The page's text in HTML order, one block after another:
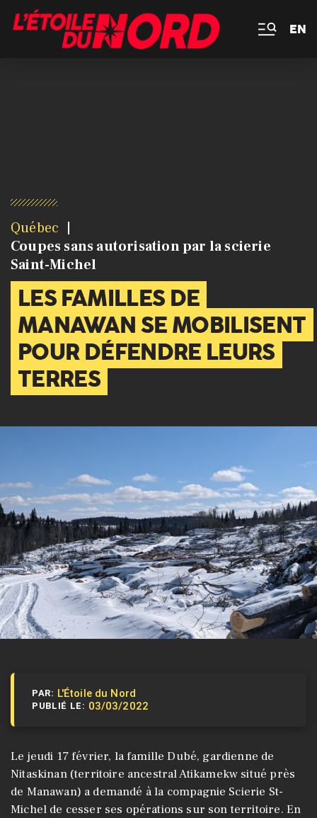
EN
Québec
Coupes sans autorisation par la scierie
Saint-Michel
LES FAMILLES DE
MANAWAN SE MOBILISENT
POUR DÉFENDRE LEURS
TERRES
PAR: L'Étoile du Nord
PUBLIÉ LE: 03/03/2022
Le jeudi 17 février, la famille Dubé, gardienne de
Nitaskinan (territoire ancestral Atikamekw situé près
de Manawan) a demandé à la compagnie Scierie St-
Michel de cesser ses opérations sur son territoire. En